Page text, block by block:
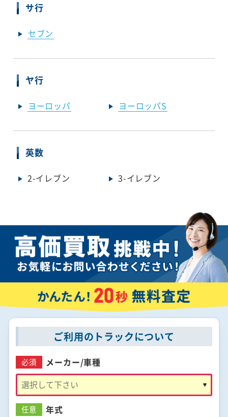
サ行
セブン
ヤ行
ヨーロッパ ヨーロッパS
英数
2-イレブン 3-イレブン
ご利用のトラックについて
必須 メーカー/車種
任意 年式